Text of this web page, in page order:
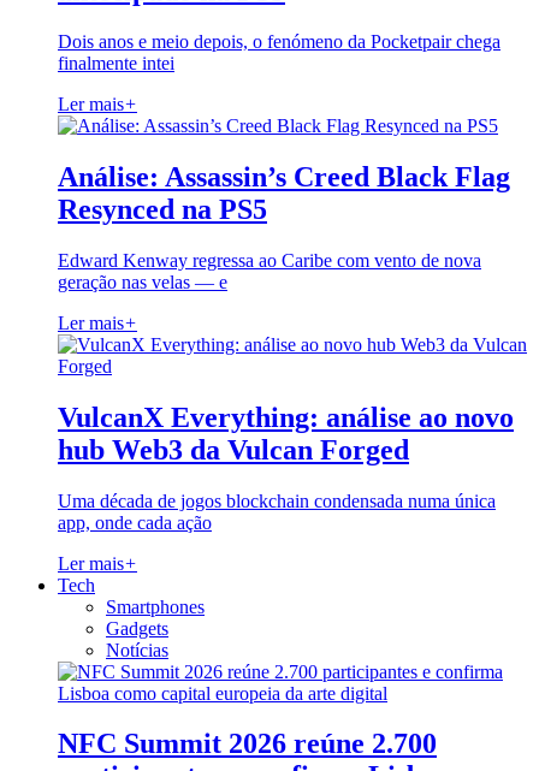
Dois anos e meio depois, o fenómeno da Pocketpair chega
finalmente intei
Ler mais+
Análise: Assassin’s Creed Black Flag
Resynced na PS5
Edward Kenway regressa ao Caribe com vento de nova
geração nas velas — e
Ler mais+
VulcanX Everything: análise ao novo
hub Web3 da Vulcan Forged
Uma década de jogos blockchain condensada numa única
app, onde cada ação
Ler mais+
Tech
Smartphones
Gadgets
Notícias
NFC Summit 2026 reúne 2.700